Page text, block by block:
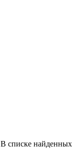
В списке найденных